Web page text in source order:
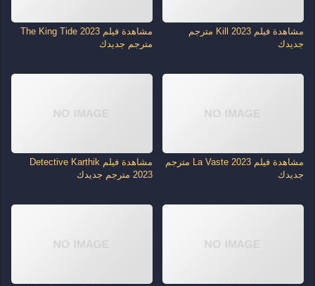
مشاهدة فيلم Kill 2023 مترجم
جديدك
مشاهدة فيلم The King Tide 2023
مترجم جديدك
مشاهدة فيلم La Vaste 2023 مترجم
جديدك
مشاهدة فيلم Detective Karthik
2023 مترجم جديدك